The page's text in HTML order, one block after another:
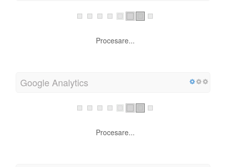
Procesare...
Google Analytics
Procesare...